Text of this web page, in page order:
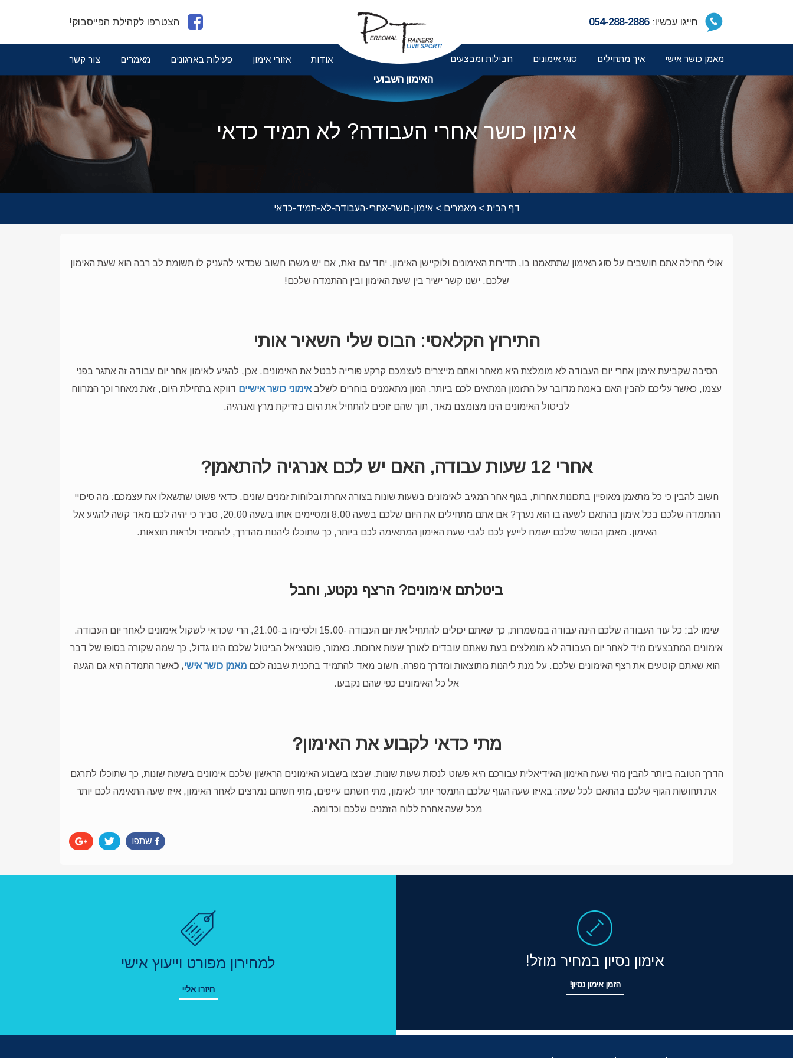
חייגו עכשיו:054-288-2886 הצטרפו לקהילת הפייסבוק!
מאמן כושר אישי איך מתחילים סוגי אימונים חבילות ומבצעים
האימון השבועי
אודות אזורי אימון פעילות בארגונים מאמרים צור קשר
אימון כושר אחרי העבודה? לא תמיד כדאי
דף הבית >מאמרים > אימון-כושר-אחרי-העבודה-לא-תמיד-כדאי
אולי תחילה אתם חושבים על סוג האימון שתתאמנו בו, תדירות האימונים ולוקיישן האימון. יחד עם זאת, אם יש משהו חשוב שכדאי להעניק לו תשומת לב רבה הוא שעת האימון
שלכם. ישנו קשר ישיר בין שעת האימון ובין ההתמדה שלכם!
התירוץ הקלאסי: הבוס שלי השאיר אותי
הסיבה שקביעת אימון אחרי יום העבודה לא מומלצת היא מאחר ואתם מייצרים לעצמכם קרקע פורייה לבטל את האימונים. אכן, להגיע לאימון אחר יום עבודה זה אתגר בפני
עצמו, כאשר עליכם להבין האם באמת מדובר על התזמון המתאים לכם ביותר. המון מתאמנים בוחרים לשלב אימוני כושר אישיים דווקא בתחילת היום, זאת מאחר וכך המרווח
לביטול האימונים הינו מצומצם מאד, תוך שהם זוכים להתחיל את היום בזריקת מרץ ואנרגיה.
אחרי 12 שעות עבודה, האם יש לכם אנרגיה להתאמן?
חשוב להבין כי כל מתאמן מאופיין בתכונות אחרות, בגוף אחר המגיב לאימונים בשעות שונות בצורה אחרת ובלוחות זמנים שונים. כדאי פשוט שתשאלו את עצמכם: מה סיכויי
ההתמדה שלכם בכל אימון בהתאם לשעה בו הוא נערך? אם אתם מתחילים את היום שלכם בשעה 8.00 ומסיימים אותו בשעה 20.00, סביר כי יהיה לכם מאד קשה להגיע אל
האימון. מאמן הכושר שלכם ישמח לייעץ לכם לגבי שעת האימון המתאימה לכם ביותר, כך שתוכלו ליהנות מהדרך, להתמיד ולראות תוצאות.
ביטלתם אימונים? הרצף נקטע, וחבל
שימו לב: כל עוד העבודה שלכם הינה עבודה במשמרות, כך שאתם יכולים להתחיל את יום העבודה -15.00 ולסיימו ב-21.00, הרי שכדאי לשקול אימונים לאחר יום העבודה.
אימונים המתבצעים מיד לאחר יום העבודה לא מומלצים בעת שאתם עובדים לאורך שעות ארוכות. כאמור, פוטנציאל הביטול שלכם הינו גדול, כך שמה שקורה בסופו של דבר
הוא שאתם קוטעים את רצף האימונים שלכם. על מנת ליהנות מתוצאות ומדרך מפרה, חשוב מאד להתמיד בתכנית שבנה לכם מאמן כושר אישי, כאשר התמדה היא גם הגעה
אל כל האימונים כפי שהם נקבעו.
מתי כדאי לקבוע את האימון?
הדרך הטובה ביותר להבין מהי שעת האימון האידיאלית עבורכם היא פשוט לנסות שעות שונות. שבצו בשבוע האימונים הראשון שלכם אימונים בשעות שונות, כך שתוכלו לתרגם
את תחושות הגוף שלכם בהתאם לכל שעה: באיזו שעה הגוף שלכם התמסר יותר לאימון, מתי חשתם עייפים, מתי חשתם נמרצים לאחר האימון, איזו שעה התאימה לכם יותר
מכל שעה אחרת ללוח הזמנים שלכם וכדומה.
שתפו
אימון נסיון במחיר מוזל!
הזמן אימון נסיון!
למחירון מפורט וייעוץ אישי
חיזרו אליי